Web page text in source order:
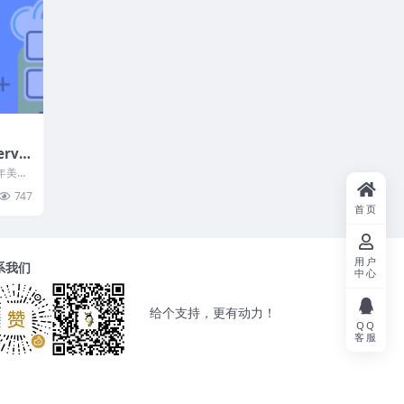
美国
达拉
747
我们
给个支持，更有动力！
首页
用户
中心
QQ
客服